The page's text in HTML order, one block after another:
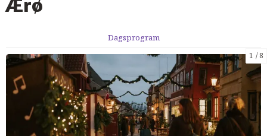
Ærø
Dagsprogram
1 8